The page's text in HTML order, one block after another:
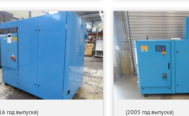
год выпуска) (2005 год выпуска)